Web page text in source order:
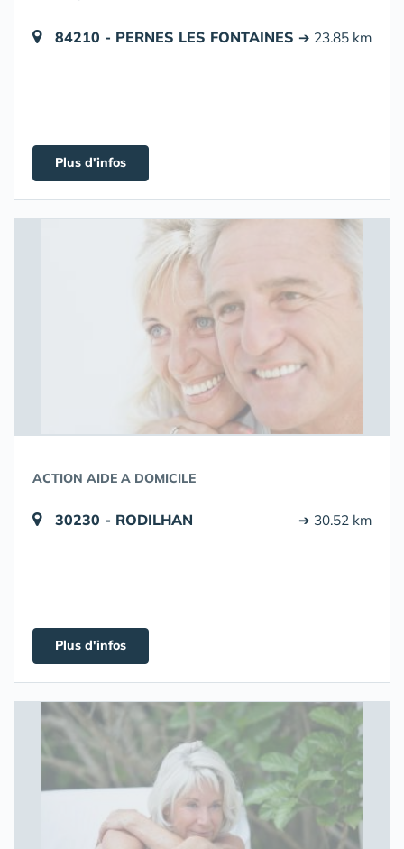
84210 - PERNES LES FONTAINES ➔ 23.85 km
Plus d'infos
ACTION AIDE A DOMICILE
30230 - RODILHAN ➔ 30.52 km
Plus d'infos